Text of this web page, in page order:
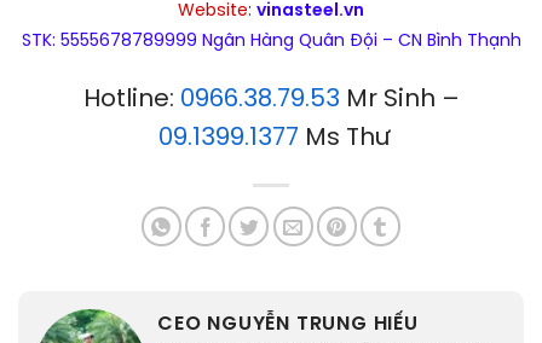
Website: vinasteel.vn
STK: 5555678789999 Ngân Hàng Quân Đội – CN Bình Thạnh
Hotline: 0966.38.79.53 Mr Sinh –
09.1399.1377 Ms Thư
CEO NGUYỄN TRUNG HIẾU